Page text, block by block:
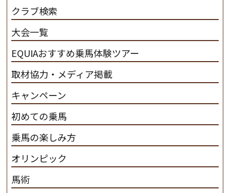
だわります。 私たちは、乗用馬の質の向上を目指し、生
産･育成･調教を一貫して行います。カナディアンキャ
ンプ乗馬クラブ九州のツアー情報はこちら
クラブ検索
大会一覧
EQUIAおすすめ乗馬体験ツアー
取材協力・メディア掲載
キャンペーン
初めての乗馬
乗馬の楽しみ方
オリンピック
馬術